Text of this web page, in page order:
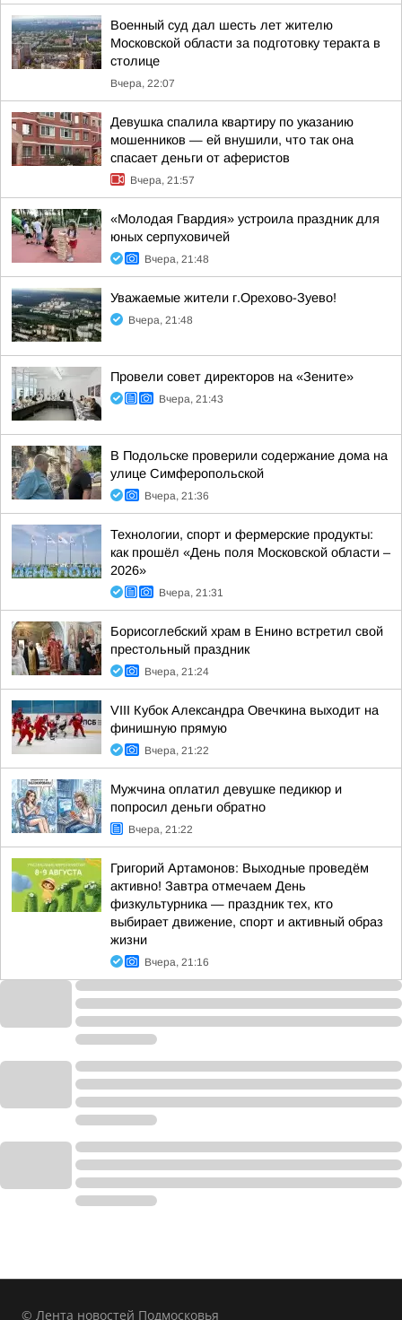
Военный суд дал шесть лет жителю
Московской области за подготовку теракта в
столице
Вчера, 22:07
Девушка спалила квартиру по указанию
мошенников — ей внушили, что так она
спасает деньги от аферистов
Вчера, 21:57
«Молодая Гвардия» устроила праздник для
юных серпуховичей
Вчера, 21:48
Уважаемые жители г.Орехово-Зуево!
Вчера, 21:48
Провели совет директоров на «Зените»
Вчера, 21:43
В Подольске проверили содержание дома на
улице Симферопольской
Вчера, 21:36
Технологии, спорт и фермерские продукты:
как прошёл «День поля Московской области –
2026»
Вчера, 21:31
Борисоглебский храм в Енино встретил свой
престольный праздник
Вчера, 21:24
VIII Кубок Александра Овечкина выходит на
финишную прямую
Вчера, 21:22
Мужчина оплатил девушке педикюр и
попросил деньги обратно
Вчера, 21:22
Григорий Артамонов: Выходные проведём
активно! Завтра отмечаем День
физкультурника — праздник тех, кто
выбирает движение, спорт и активный образ
жизни
Вчера, 21:16
© Лента новостей Подмосковья